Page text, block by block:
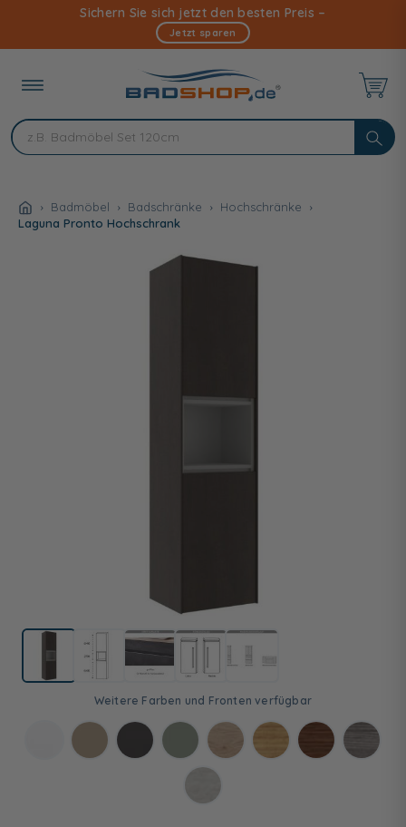
Inhalt
Sichern Sie sich jetzt den besten Preis –
Jetzt sparen
Badmöbel Badschränke
Hochschränke
Laguna Pronto Hochschrank